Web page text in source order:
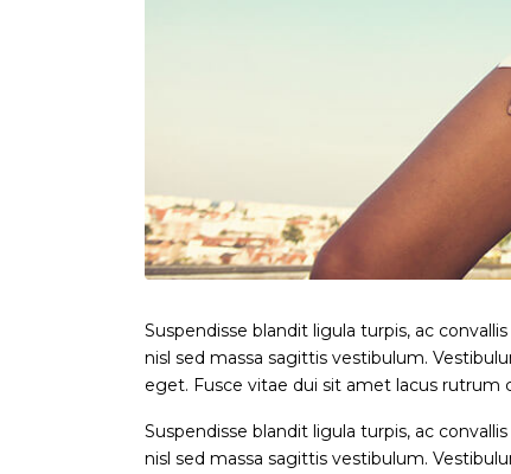
Suspendisse blandit ligula turpis, ac
nisl sed massa sagittis vestibulum.
eget. Fusce vitae dui sit amet lacus rutrum
Suspendisse blandit ligula turpis, ac
nisl sed massa sagittis vestibulum.